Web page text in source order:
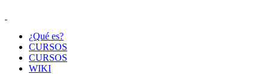
¿Qué es?
CURSOS
CURSOS
WIKI